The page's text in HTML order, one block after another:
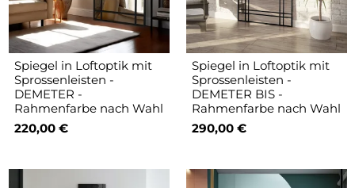
Spiegel in Loftoptik mit
Sprossenleisten -
DEMETER -
Rahmenfarbe nach Wahl
220,00 €
Spiegel in Loftoptik mit
Sprossenleisten -
DEMETER BIS -
Rahmenfarbe nach Wahl
290,00 €